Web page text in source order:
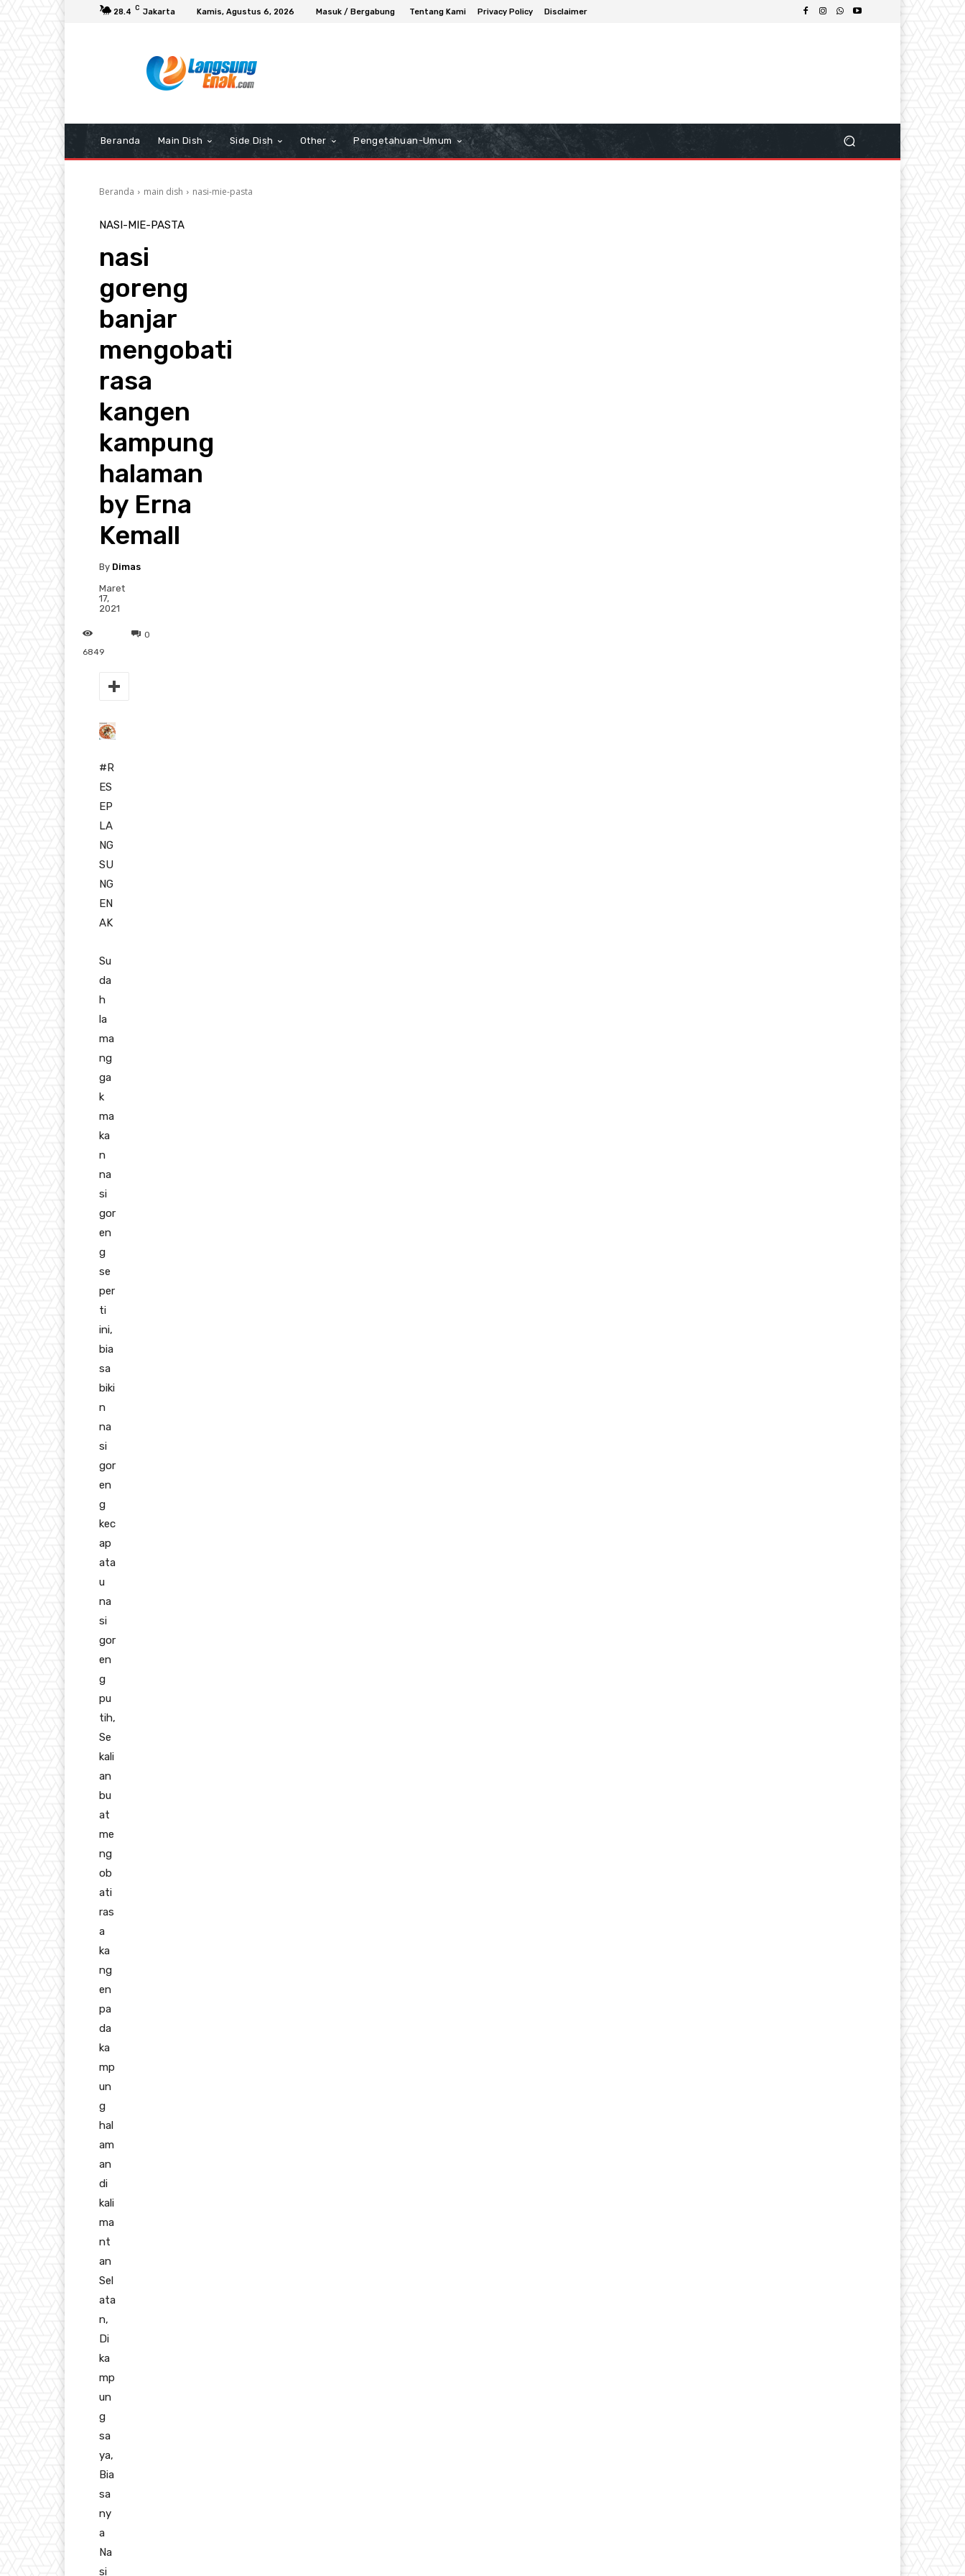
28.4 C Jakarta Kamis, Agustus 6, 2026 Masuk / Bergabung Tentang Kami Privacy Policy Disclaimer
Beranda Main Dish Side Dish Other Pengetahuan-Umum
Beranda main dish nasi-mie-pasta
NASI-MIE-PASTA
nasi
goreng
banjar
mengobati
rasa
kangen
kampung
halaman
by Erna
Kemall
By Dimas
Maret
17,
2021
0
6849
#R
ES
EP
LA
NG
SU
NG
EN
AK
Su
da
h
la
ma
ng
ga
k
ma
ka
n
na
si
gor
en
g
se
per
ti
ini,
bia
sa
biki
n
na
si
gor
en
g
kec
ap
ata
u
na
si
gor
en
g
pu
tih,
Se
kali
an
bu
at
me
ng
ob
ati
ras
a
ka
ng
en
pa
da
ka
mp
un
g
hal
am
an
di
kali
ma
nt
an
Sel
ata
n,
Di
ka
mp
un
g
sa
ya,
Bia
sa
ny
a
Na
si